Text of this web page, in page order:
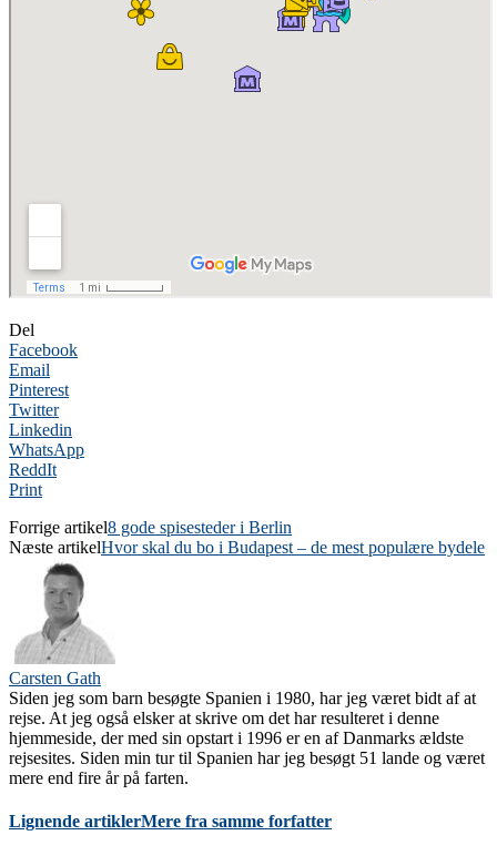
Del
Facebook
Email
Pinterest
Twitter
Linkedin
WhatsApp
ReddIt
Print
Forrige artikel8 gode spisesteder i Berlin
Næste artikelHvor skal du bo i Budapest – de mest populære bydele
Carsten Gath
Siden jeg som barn besøgte Spanien i 1980, har jeg været bidt af at
rejse. At jeg også elsker at skrive om det har resulteret i denne
hjemmeside, der med sin opstart i 1996 er en af Danmarks ældste
rejsesites. Siden min tur til Spanien har jeg besøgt 51 lande og været
mere end fire år på farten.
Lignende artiklerMere fra samme forfatter